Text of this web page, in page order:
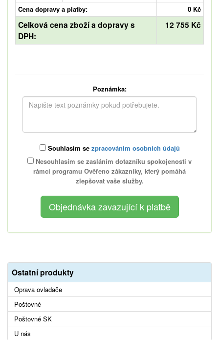
Cena dopravy a platby: 0 Kč
Celková cena zboží a dopravy s
DPH:
12 755 Kč
Poznámka:
Souhlasím se zpracováním osobních údajů
Nesouhlasím se zasláním dotazníku spokojenosti v
rámci programu Ověřeno zákazníky, který pomáhá
zlepšovat vaše služby.
Ostatní produkty
Oprava ovladače
Poštovné
Poštovné SK
U nás